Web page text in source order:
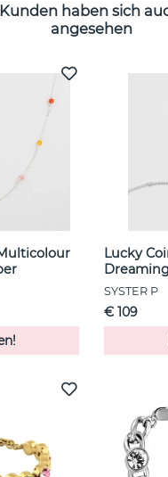
haben sich
angesehen
Lucky
SYSTER P
€ 109